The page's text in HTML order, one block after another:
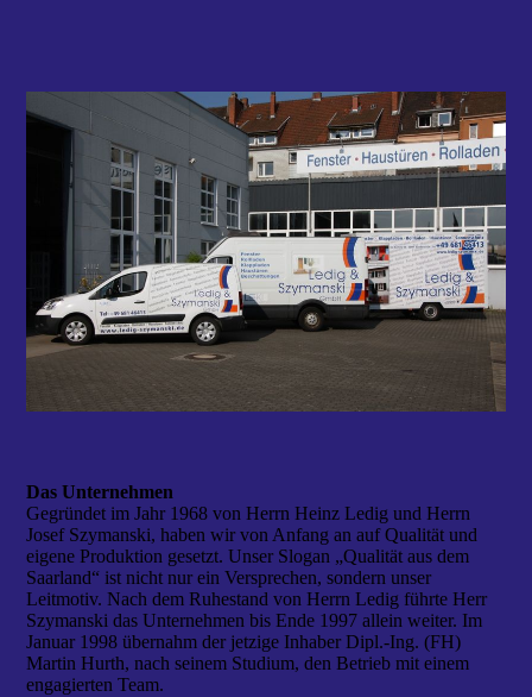
Das Unternehmen
Gegründet im Jahr 1968 von Herrn Heinz Ledig und Herrn
Josef Szymanski, haben wir von Anfang an auf Qualität und
eigene Produktion gesetzt. Unser Slogan „Qualität aus dem
Saarland“ ist nicht nur ein Versprechen, sondern unser
Leitmotiv. Nach dem Ruhestand von Herrn Ledig führte Herr
Szymanski das Unternehmen bis Ende 1997 allein weiter. Im
Januar 1998 übernahm der jetzige Inhaber Dipl.-Ing. (FH)
Martin Hurth, nach seinem Studium, den Betrieb mit einem
engagierten Team.